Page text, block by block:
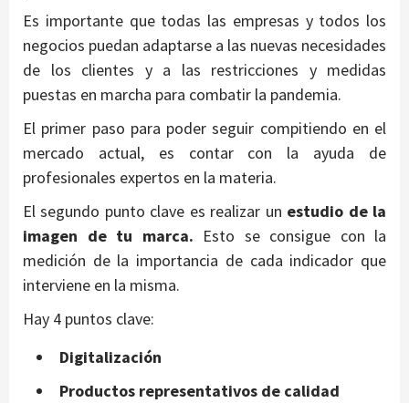
Es importante que todas las empresas y todos los
negocios puedan adaptarse a las nuevas necesidades
de los clientes y a las restricciones y medidas
puestas en marcha para combatir la pandemia.
El primer paso para poder seguir compitiendo en el
mercado actual, es contar con la ayuda de
profesionales expertos en la materia.
El segundo punto clave es realizar un estudio de la
imagen de tu marca. Esto se consigue con la
medición de la importancia de cada indicador que
interviene en la misma.
Hay 4 puntos clave:
Digitalización
Productos representativos de calidad